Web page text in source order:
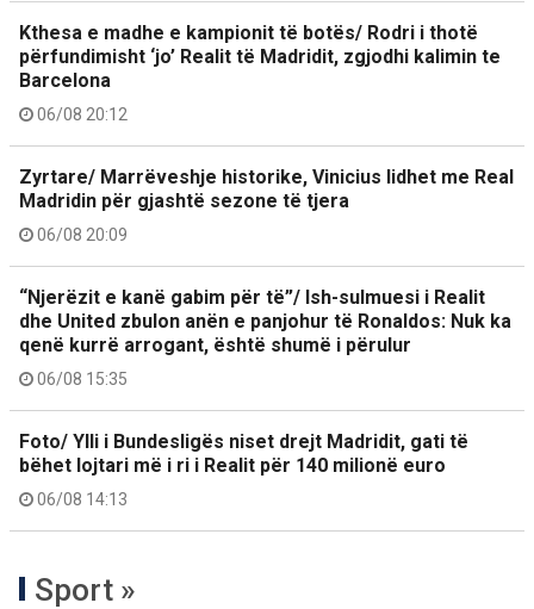
Kthesa e madhe e kampionit të botës/ Rodri i thotë
përfundimisht ‘jo’ Realit të Madridit, zgjodhi kalimin te
Barcelona
06/08 20:12
Zyrtare/ Marrëveshje historike, Vinicius lidhet me Real
Madridin për gjashtë sezone të tjera
06/08 20:09
“Njerëzit e kanë gabim për të”/ Ish-sulmuesi i Realit
dhe United zbulon anën e panjohur të Ronaldos: Nuk ka
qenë kurrë arrogant, është shumë i përulur
06/08 15:35
Foto/ Ylli i Bundesligës niset drejt Madridit, gati të
bëhet lojtari më i ri i Realit për 140 milionë euro
06/08 14:13
Sport »